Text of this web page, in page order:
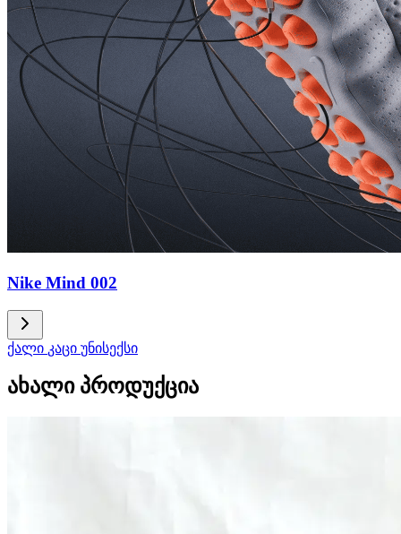
Nike Mind 002
ქალი კაცი უნისექსი
ახალი პროდუქცია